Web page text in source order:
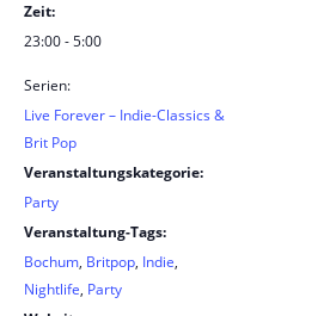
Zeit:
23:00 - 5:00
Serien:
Live Forever – Indie-Classics &
Brit Pop
Veranstaltungskategorie:
Party
Veranstaltung-Tags:
Bochum, Britpop, Indie,
Nightlife, Party